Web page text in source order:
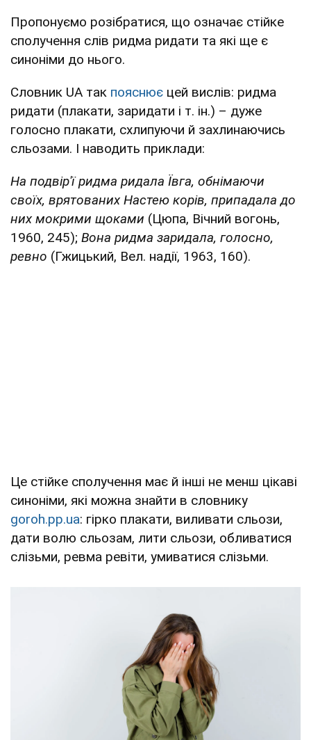
Пропонуємо розібратися, що означає стійке
сполучення слів ридма ридати та які ще є
синоніми до нього.
Словник UA так пояснює цей вислів: ридма
ридати (плакати, заридати і т. ін.) – дуже
голосно плакати, схлипуючи й захлинаючись
сльозами. І наводить приклади:
На подвір'ї ридма ридала Ївга, обнімаючи
своїх, врятованих Настею корів, припадала до
них мокрими щоками (Цюпа, Вічний вогонь,
1960, 245); Вона ридма заридала, голосно,
ревно (Гжицький, Вел. надії, 1963, 160).
Це стійке сполучення має й інші не менш цікаві
синоніми, які можна знайти в словнику
goroh.pp.ua: гірко плакати, виливати сльози,
дати волю сльозам, лити сльози, обливатися
слізьми, ревма ревіти, умиватися слізьми.